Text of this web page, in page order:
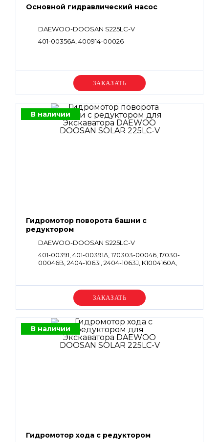
Основной гидравлический насос
DAEWOO-DOOSAN S225LC-V
401-00356A, 400914-00026
Уточняйте цену
В наличии
Гидромотор поворота башни с
редуктором
DAEWOO-DOOSAN S225LC-V
401-00391, 401-00391A, 170303-00046, 17030-
00046B, 2404-1063I, 2404-1063J, K1004160A,
Уточняйте цену
В наличии
Гидромотор хода с редуктором